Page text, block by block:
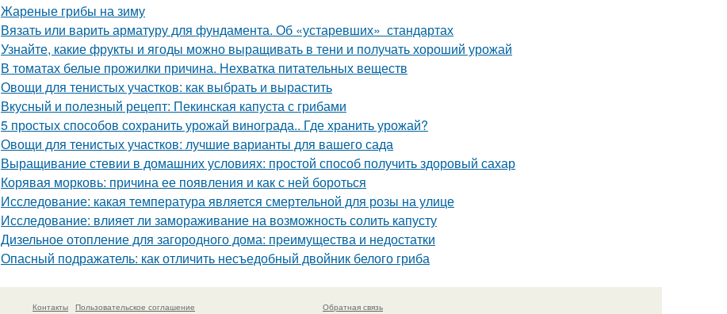
Жареные грибы на зиму
Вязать или варить арматуру для фундамента. Об «устаревших» стандартах
Узнайте, какие фрукты и ягоды можно выращивать в тени и получать хороший урожай
В томатах белые прожилки причина. Нехватка питательных веществ
Овощи для тенистых участков: как выбрать и вырастить
Вкусный и полезный рецепт: Пекинская капуста с грибами
5 простых способов сохранить урожай винограда.. Где хранить урожай?
Овощи для тенистых участков: лучшие варианты для вашего сада
Выращивание стевии в домашних условиях: простой способ получить здоровый сахар
Корявая морковь: причина ее появления и как с ней бороться
Исследование: какая температура является смертельной для розы на улице
Исследование: влияет ли замораживание на возможность солить капусту
Дизельное отопление для загородного дома: преимущества и недостатки
Опасный подражатель: как отличить несъедобный двойник белого гриба
Контакты Пользовательское соглашение Обратная связь